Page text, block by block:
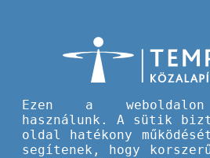
Egy hétig
Egy
Ezen a
használunk. A sütik
oldal hatékony
segítenek, hogy